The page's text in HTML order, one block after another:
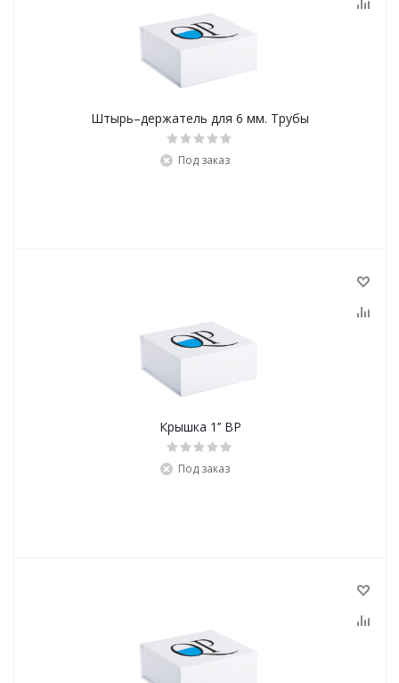
Штырь–держатель для 6 мм. Трубы
Под заказ
Крышка 1’’ ВР
Под заказ